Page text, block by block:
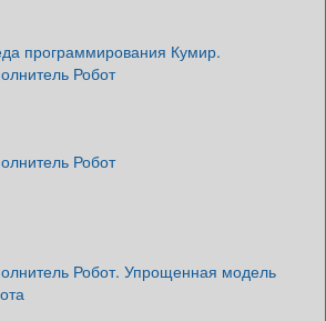
программирования Кумир.
Робот
Робот
Робот. Упрощенная модель